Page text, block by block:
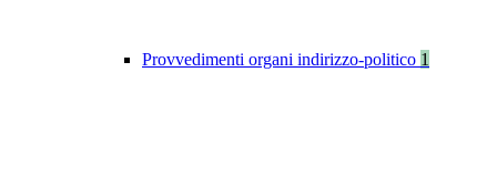
Provvedimenti organi indirizzo-politico 1